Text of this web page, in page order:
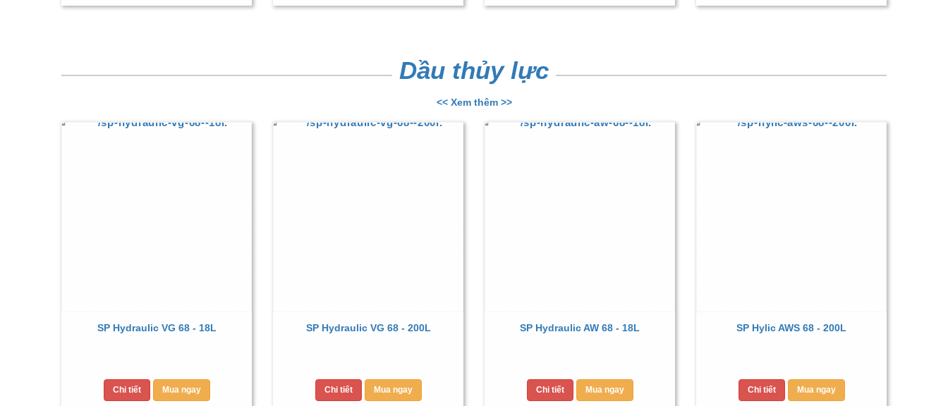
Dầu thủy lực
<< Xem thêm >>
SP Hydraulic VG 68 - 18L
Chi tiết Mua ngay
SP Hydraulic VG 68 - 200L
Chi tiết Mua ngay
SP Hydraulic AW 68 - 18L
Chi tiết Mua ngay
SP Hylic AWS 68 - 200L
Chi tiết Mua ngay